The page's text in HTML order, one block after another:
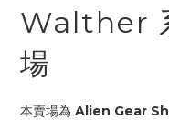
Walther
場
本賣場為 Alien Gear